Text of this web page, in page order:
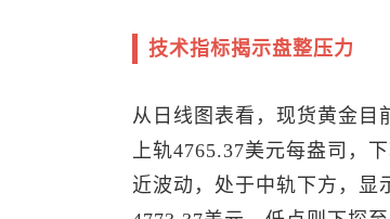
技术指标揭示盘整压力
从日线图表看， 现货黄金 目
上轨4765.37美元每盎司，
近波动，处于中轨下方，显